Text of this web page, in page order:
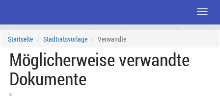
Seiteninhalt
Startseite Stadtratsvorlage Verwandte
Möglicherweise verwandte
Dokumente